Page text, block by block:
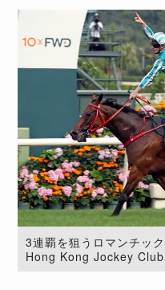
3連覇を狙うロマンチッ
Hong Kong Jockey Club